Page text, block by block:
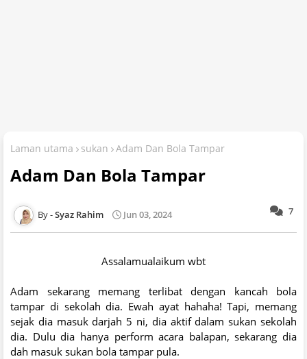
Laman utama sukan Adam Dan Bola Tampar
Adam Dan Bola Tampar
7
Syaz Rahim Jun 03, 2024
Assalamualaikum wbt
Adam sekarang memang terlibat dengan kancah bola
tampar di sekolah dia. Ewah ayat hahaha! Tapi, memang
sejak dia masuk darjah 5 ni, dia aktif dalam sukan sekolah
dia. Dulu dia hanya perform acara balapan, sekarang dia
dah masuk sukan bola tampar pula.